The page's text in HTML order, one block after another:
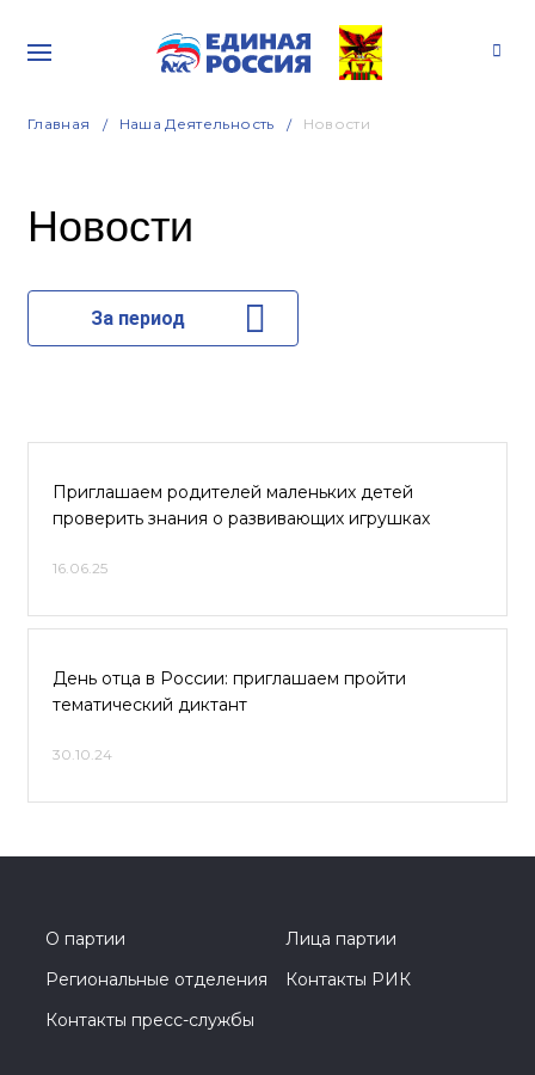
Главная Наша Деятельность Новости
Новости
За период
Приглашаем родителей маленьких детей
проверить знания о развивающих игрушках
16.06.25
День отца в России: приглашаем пройти
тематический диктант
30.10.24
О партии
Лица партии
Региональные отделения
Контакты РИК
Контакты пресс-службы